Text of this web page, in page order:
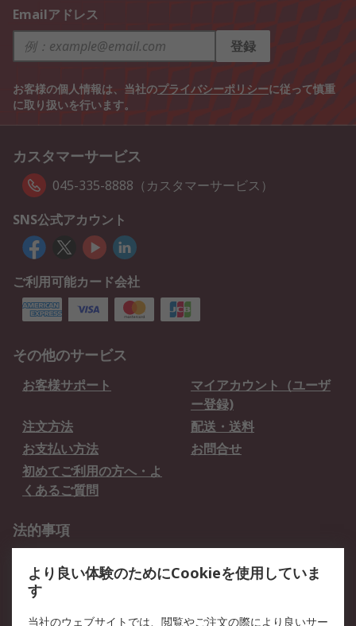
Emailアドレス
登録
お客様の個人情報は、当社のプライバシーポリシーに従って慎重
に取り扱いを行います。
カスタマーサービス
045-335-8888（カスタマーサービス）
SNS公式アカウント
ご利用可能カード会社
その他のサービス
お客様サポート
マイアカウント（ユーザ
ー登録)
注文方法
配送・送料
お支払い方法
お問合せ
初めてご利用の方へ・よ
くあるご質問
法的事項
クッキーポリシー
より良い体験のためにCookieを使用していま
す
当社のウェブサイトでは、閲覧やご注文の際により良いサー